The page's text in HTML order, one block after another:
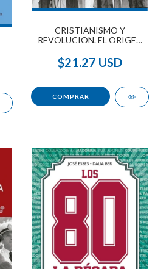
CRISTIANISMO Y
REVOLUCION. EL ORIGEN
$21.27 USD